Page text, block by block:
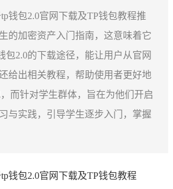
钱包2.0官网下载及TP钱包教程推
的加密资产入门指南，这意味着它
包2.0的下载途径，能让用户从官网
给出相关教程，帮助使用者更好地
而针对学生群体，旨在为他们开启
与实践，引导学生逐步入门，掌握
钱包2.0官网下载及TP钱包教程